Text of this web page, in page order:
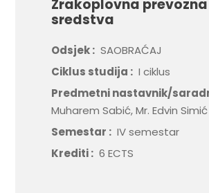
Zrakoplovna prevozna
sredstva
Odsjek : SAOBRAĆAJ
Ciklus studija : I ciklus
Predmetni nastavnik/
Muharem Sabić, Mr. Edvin Simić
Semestar : IV semestar
Krediti : 6 ECTS